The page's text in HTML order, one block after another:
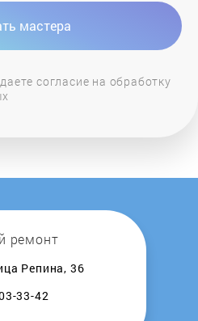
мастера
согласие на обработку
ремонт
Репина, 36
33-42